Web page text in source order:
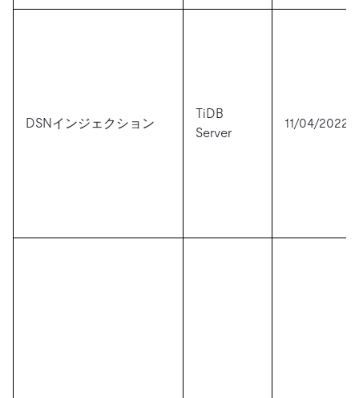
DSNインジェクション
TiDB
Server
11/04/2022